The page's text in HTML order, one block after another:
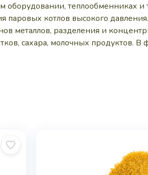
теплообменниках и
паровых котлов высокого
металлов, разделения и
сахара, молочных продуктов. В